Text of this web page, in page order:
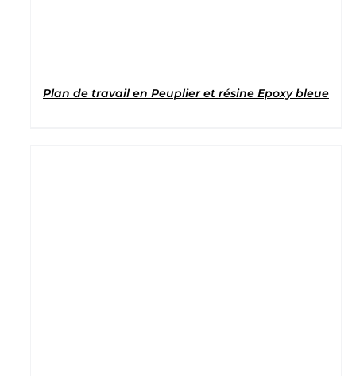
Plan de travail en Peuplier et résine Epoxy bleue